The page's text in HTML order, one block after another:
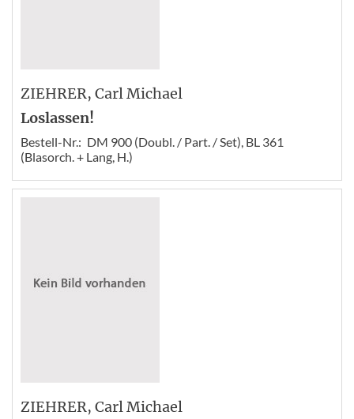
ZIEHRER, Carl Michael
Loslassen!
Bestell-Nr.: DM 900 (Doubl. / Part. / Set), BL 361
(Blasorch. + Lang, H.)
ZIEHRER, Carl Michael